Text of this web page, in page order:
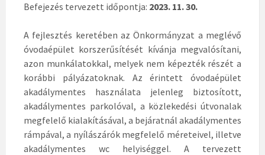
Befejezés tervezett időpontja: 2023. 11. 30.
A fejlesztés keretében az Önkormányzat a meglévő
óvodaépület korszerűsítését kívánja megvalósítani,
azon munkálatokkal, melyek nem képezték részét a
korábbi pályázatoknak. Az érintett óvodaépület
akadálymentes használata jelenleg biztosított,
akadálymentes parkolóval, a közlekedési útvonalak
megfelelő kialakításával, a bejáratnál akadálymentes
rámpával, a nyílászárók megfelelő méreteivel, illetve
akadálymentes wc helyiséggel. A tervezett